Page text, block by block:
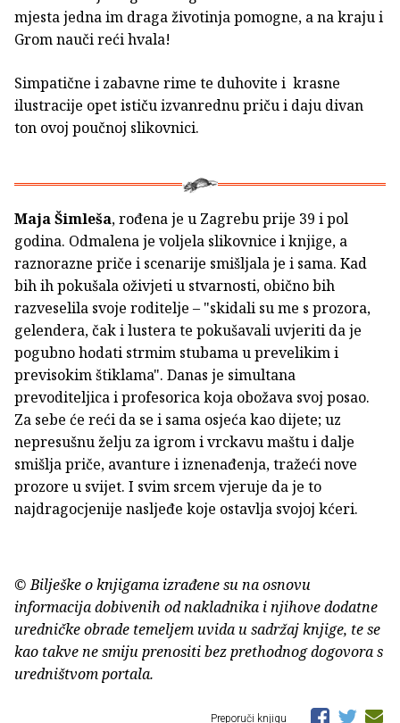
mjesta jedna im draga životinja pomogne, a na kraju i
Grom nauči reći hvala!
Simpatične i zabavne rime te duhovite i krasne
ilustracije opet ističu izvanrednu priču i daju divan
ton ovoj poučnoj slikovnici.
Maja Šimleša, rođena je u Zagrebu prije 39 i pol
godina. Odmalena je voljela slikovnice i knjige, a
raznorazne priče i scenarije smišljala je i sama. Kad
bih ih pokušala oživjeti u stvarnosti, obično bih
razveselila svoje roditelje – "skidali su me s prozora,
gelendera, čak i lustera te pokušavali uvjeriti da je
pogubno hodati strmim stubama u prevelikim i
previsokim štiklama". Danas je simultana
prevoditeljica i profesorica koja obožava svoj posao.
Za sebe će reći da se i sama osjeća kao dijete; uz
nepresušnu želju za igrom i vrckavu maštu i dalje
smišlja priče, avanture i iznenađenja, tražeći nove
prozore u svijet. I svim srcem vjeruje da je to
najdragocjenije nasljeđe koje ostavlja svojoj kćeri.
© Bilješke o knjigama izrađene su na osnovu
informacija dobivenih od nakladnika i njihove dodatne
uredničke obrade temeljem uvida u sadržaj knjige, te se
kao takve ne smiju prenositi bez prethodnog dogovora s
uredništvom portala.
Preporuči knjigu